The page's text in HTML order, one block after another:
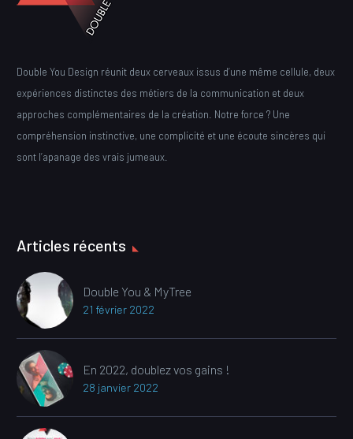
Double You Design réunit deux cerveaux issus d’une même cellule, deux
expériences distinctes des métiers de la communication et deux
approches complémentaires de la création. Notre force ? Une
compréhension instinctive, une complicité et une écoute sincères qui
sont l’apanage des vrais jumeaux.
Articles récents
Double You & MyTree
21 février 2022
En 2022, doublez vos gains !
28 janvier 2022